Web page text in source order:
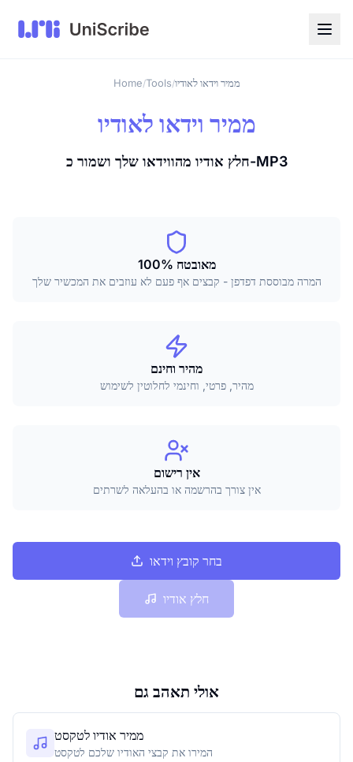
Home/Tools/ממיר וידאו לאודיו
ממיר וידאו לאודיו
חלץ אודיו מהווידאו שלך ושמור כ-MP3
100% מאובטח
המרה מבוססת דפדפן - קבצים אף פעם לא עוזבים את המכשיר שלך
מהיר וחינם
מהיר, פרטי, וחינמי לחלוטין לשימוש
אין רישום
אין צורך בהרשמה או בהעלאה לשרתים
בחר קובץ וידאו
חלץ אודיו
אולי תאהב גם
ממיר אודיו לטקסט
המירו את קבצי האודיו שלכם לטקסט